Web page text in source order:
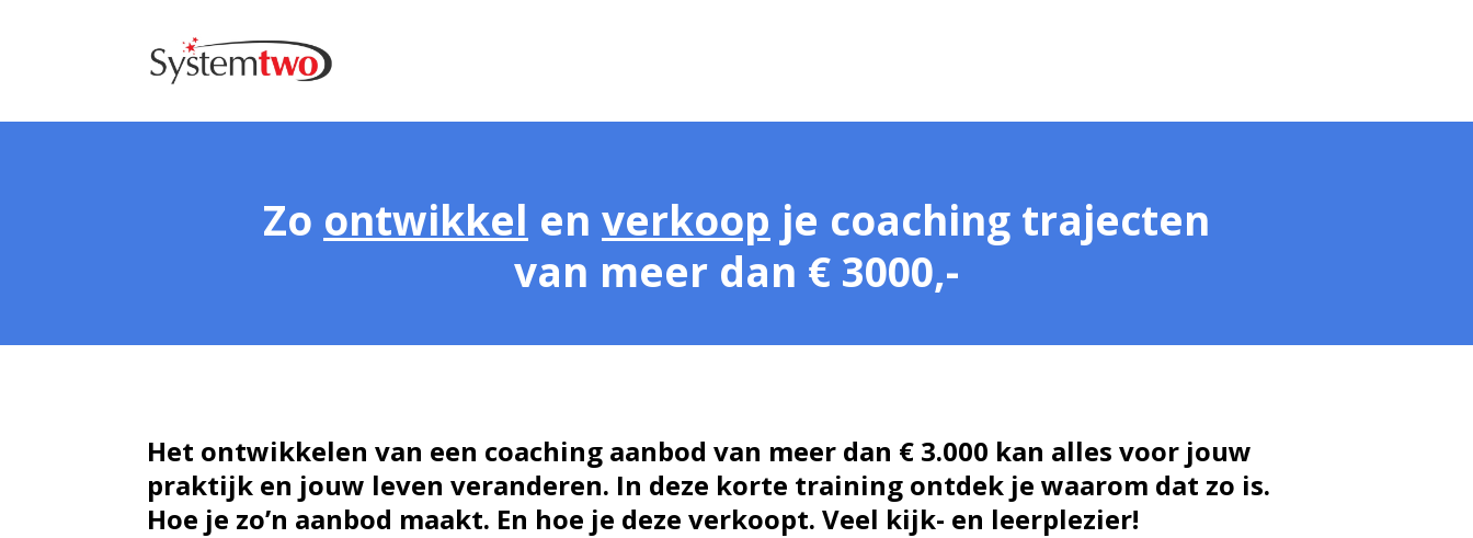
Zo ontwikkel en verkoop je coaching trajecten
van meer dan € 3000,-
Het ontwikkelen van een coaching aanbod van meer dan € 3.000 kan alles voor jouw
praktijk en jouw leven veranderen. In deze korte training ontdek je waarom dat zo is.
Hoe je zo’n aanbod maakt. En hoe je deze verkoopt. Veel kijk- en leerplezier!